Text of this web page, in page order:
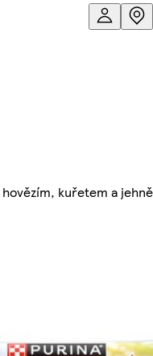
hovězím, kuřetem a